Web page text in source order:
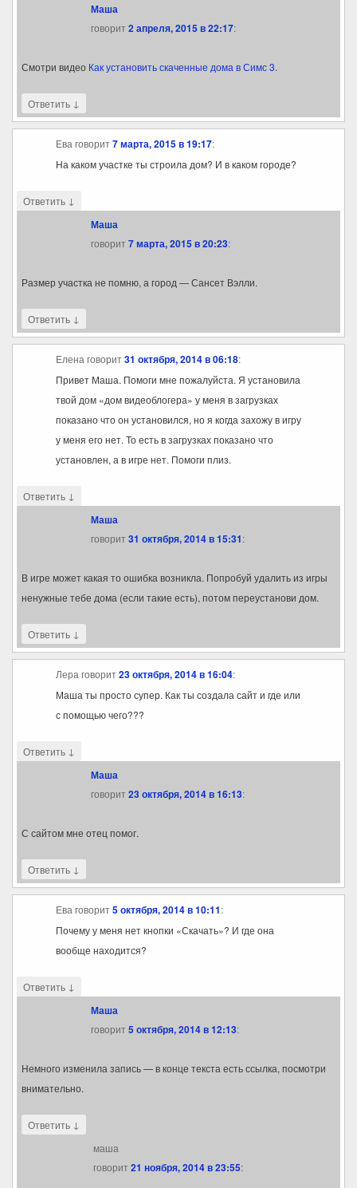
Маша
говорит2 апреля, 2015 в 22:17:
Смотри видео Как установить скаченные дома в Симс 3.
Ответить ↓
Ева говорит7 марта, 2015 в 19:17:
На каком участке ты строила дом? И в каком городе?
Ответить ↓
Маша
говорит7 марта, 2015 в 20:23:
Размер участка не помню, а город — Сансет Вэлли.
Ответить ↓
Елена говорит31 октября, 2014 в 06:18:
Привет Маша. Помоги мне пожалуйста. Я установила
твой дом «дом видеоблогера» у меня в загрузках
показано что он установился, но я когда захожу в игру
у меня его нет. То есть в загрузках показано что
установлен, а в игре нет. Помоги плиз.
Ответить ↓
Маша
говорит31 октября, 2014 в 15:31:
В игре может какая то ошибка возникла. Попробуй удалить из игры
ненужные тебе дома (если такие есть), потом переустанови дом.
Ответить ↓
Лера говорит23 октября, 2014 в 16:04:
Маша ты просто супер. Как ты создала сайт и где или
с помощью чего???
Ответить ↓
Маша
говорит23 октября, 2014 в 16:13:
С сайтом мне отец помог.
Ответить ↓
Ева говорит5 октября, 2014 в 10:11:
Почему у меня нет кнопки «Скачать»? И где она
вообще находится?
Ответить ↓
Маша
говорит5 октября, 2014 в 12:13:
Немного изменила запись — в конце текста есть ссылка, посмотри
внимательно.
Ответить ↓
маша
говорит 21 ноября, 2014 в 23:55: